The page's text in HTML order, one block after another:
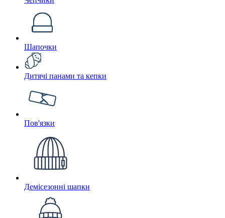
Шапочки
Дитячі панами та кепки
Пов'язки
Демісезонні шапки